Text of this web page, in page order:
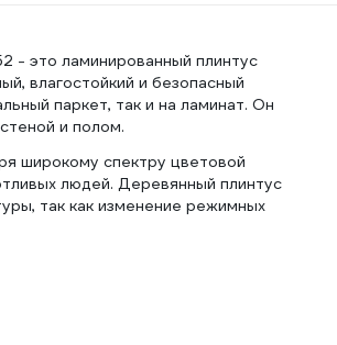
это ламинированный плинтус
влагостойкий и безопасный
паркет, так и на ламинат. Он
и полом.
широкому спектру цветовой
людей. Деревянный плинтус
так как изменение режимных